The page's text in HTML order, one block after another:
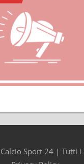
Sport 24 | Tutti